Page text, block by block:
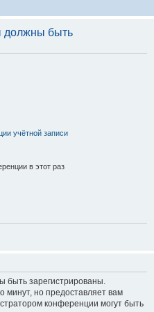
должны быть
учётной записи
в этот раз
быть зарегистрированы.
минут, но предоставляет вам
конференции могут быть